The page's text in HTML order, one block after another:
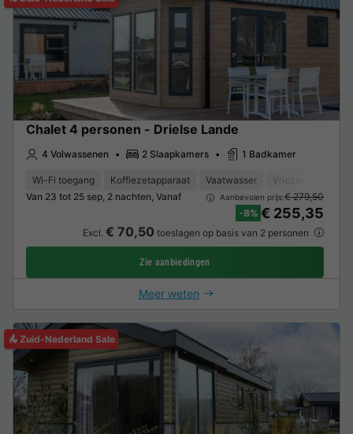
Chalet 4 personen - Drielse Lande
4 Volwassenen 2 Slaapkamers 1 Badkamer
Wi-Fi toegang Koffiezetapparaat Vaatwasser Vriezer
Van 23 tot 25 sep, 2 nachten, Vanaf
Aanbevolen prijs:€ 279,50
-8% € 255,35
Excl. € 70,50 toeslagen op basis van 2 personen
Zie aanbiedingen
Meer weten
Zuid-Nederland Sale